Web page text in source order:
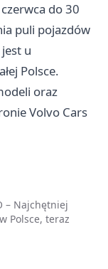
do 30
puli pojazdów
u
Polsce.
oraz
Volvo Cars
– Najchętniej
Polsce, teraz